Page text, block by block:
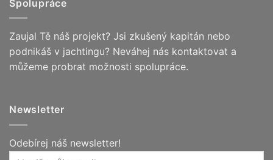
Spolupráce
Zaujal Tě náš projekt? Jsi zkušený kapitán nebo
podnikáš v jachtingu? Neváhej nás kontaktovat a
můžeme probrat možnosti spolupráce.
Newsletter
Odebírej náš newsletter!